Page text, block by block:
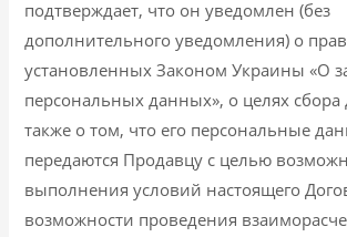
подтверждает, что он уведомлен (без
дополнительного уведомления) о
установленных Законом Украины «О
персональных данных», о целях
также о том, что его персональные
передаются Продавцу с целью
выполнения условий настоящего
возможности проведения